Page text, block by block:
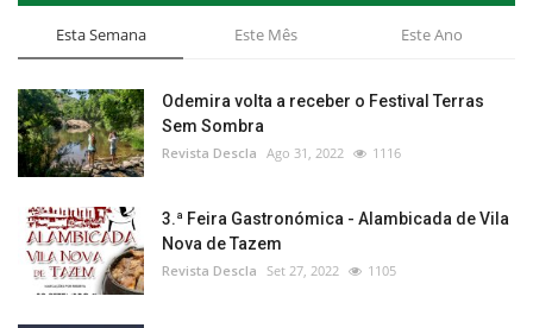
Esta Semana Este Mês Este Ano
Odemira volta a receber o Festival Terras
Sem Sombra
Revista Descla Ago 31, 2022 1116
3.ª Feira Gastronómica - Alambicada de Vila
Nova de Tazem
Revista Descla Set 27, 2022 1105